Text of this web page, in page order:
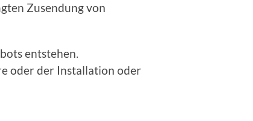
Zusendung von
entstehen.
oder der Installation oder